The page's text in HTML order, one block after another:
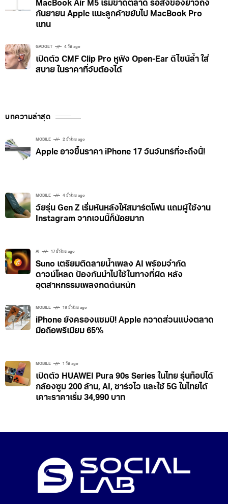
MacBook Air M5 เริ่มขาดตลาด รอส่งของยาวถึง
กันยายน Apple แนะลูกค้าขยับไป MacBook Pro
แทน
GADGET 4 วัน ago
เปิดตัว CMF Clip Pro หูฟัง Open-Ear ดีไซน์ล้ำ ใส่
สบาย ในราคาที่จับต้องได้
บทความล่าสุด
MOBILE 2 ชั่วโมง ago
Apple อาจขึ้นราคา iPhone 17 วันจันทร์ที่จะถึงนี้!
MOBILE 4 ชั่วโมง ago
วัยรุ่น Gen Z เริ่มหันหลังให้สมาร์ตโฟน แถมผู้ใช้งาน
Instagram จากเจนนี้ก็น้อยมาก
AI 17 ชั่วโมง ago
Suno เตรียมติดลายน้ำเพลง AI พร้อมจำกัด
ดาวน์โหลด ป้องกันนำไปใช้ในทางที่ผิด หลัง
อุตสาหกรรมเพลงกดดันหนัก
MOBILE 18 ชั่วโมง ago
iPhone ยังครองแชมป์! Apple กวาดส่วนแบ่งตลาด
มือถือพรีเมียม 65%
MOBILE 1 วัน ago
เปิดตัว HUAWEI Pura 90s Series ในไทย รุ่นท็อปได้
กล้องซูม 200 ล้าน, AI, ชาร์จไว และใช้ 5G ในไทยได้
เคาะราคาเริ่ม 34,990 บาท